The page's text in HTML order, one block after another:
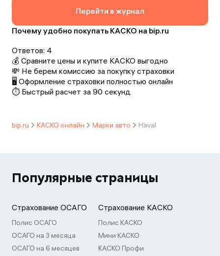
Перейти в журнал
Почему удобно покупать КАСКО на bip.ru
Ответов: 4
💰 Сравните цены и купите КАСКО выгодно
💸 Не берем комиссию за покупку страховки
🖥️ Оформление страховки полностью онлайн
⏱️ Быстрый расчет за 90 секунд
bip.ru КАСКО онлайн Марки авто Haval
Популярные страницы
Страхование ОСАГО
Полис ОСАГО
ОСАГО на 3 месяца
ОСАГО на 6 месяцев
Страхование КАСКО
Полис КАСКО
Мини КАСКО
КАСКО Профи